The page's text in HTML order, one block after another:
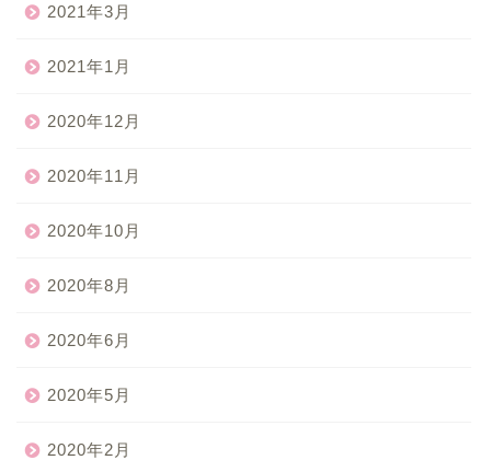
2021年3月
2021年1月
2020年12月
2020年11月
2020年10月
2020年8月
2020年6月
2020年5月
2020年2月